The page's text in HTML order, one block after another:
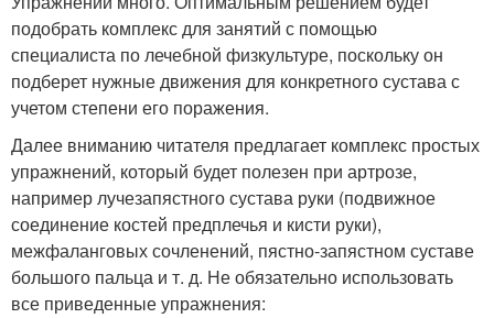
подобрать комплекс для занятий с помощью
специалиста по лечебной физкультуре, поскольку он
подберет нужные движения для конкретного сустава с
учетом степени его поражения.
Далее вниманию читателя предлагает комплекс простых
упражнений, который будет полезен при артрозе,
например лучезапястного сустава руки (подвижное
соединение костей предплечья и кисти руки),
межфаланговых сочленений, пястно-запястном суставе
большого пальца и т. д. Не обязательно использовать
все приведенные упражнения: